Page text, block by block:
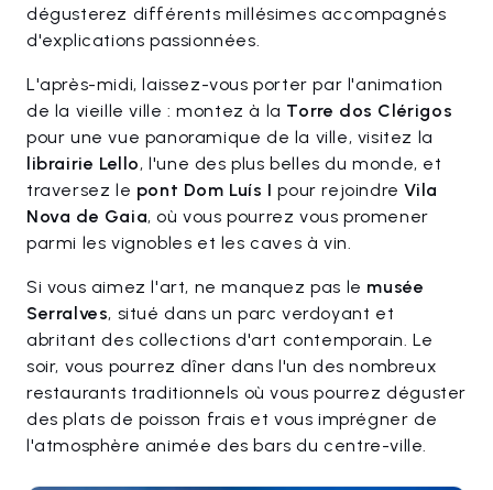
dégusterez différents millésimes accompagnés
d'explications passionnées.
L'après-midi, laissez-vous porter par l'animation
de la vieille ville : montez à la Torre dos Clérigos
pour une vue panoramique de la ville, visitez la
librairie Lello, l'une des plus belles du monde, et
traversez le pont Dom Luís I pour rejoindreVila
Nova de Gaia, où vous pourrez vous promener
parmi les vignobles et les caves à vin.
Si vous aimez l'art, ne manquez pas le musée
Serralves, situé dans un parc verdoyant et
abritant des collections d'art contemporain. Le
soir, vous pourrez dîner dans l'un des nombreux
restaurants traditionnels où vous pourrez déguster
des plats de poisson frais et vous imprégner de
l'atmosphère animée des bars du centre-ville.